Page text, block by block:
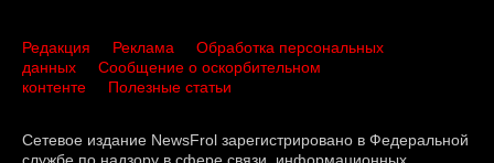
Редакция Реклама
Обработка персональных
данных
Сообщение о оскорбительном
контенте
Полезные статьи
Сетевое издание NewsFrol зарегистрировано в Федеральной
службе по надзору в сфере связи, информационных